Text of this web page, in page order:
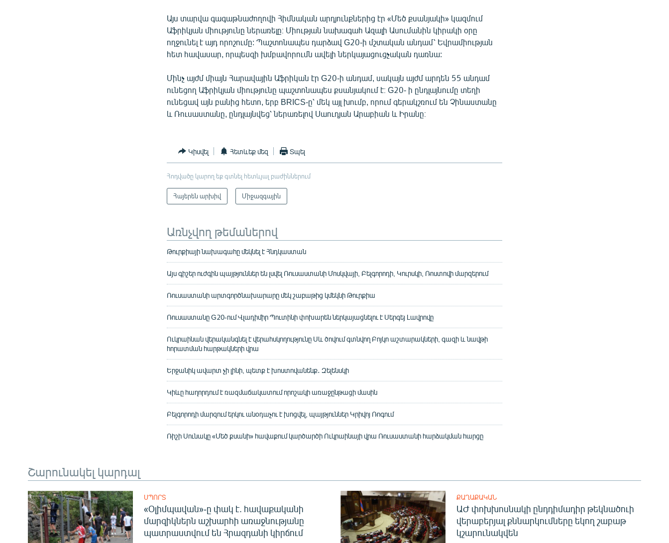
Այս տարվա գագաթնաժողովի Հիմնական արդյունքներից էր «Մեծ քսանյակի» կազմում
Աֆրիկյան միությունը ներառելը։ Միության նախագահ Ազալի Ասումանին կիրակի օրը
ողջունել է այդ որոշումը: Պաշտոնապես դարձավ G20-ի մշտական անդամ՝ Եվրամիության
հետ հավասար, որպեսզի խմբավորումն ավելի ներկայացուցչական դառնա:
Մինչ այժմ միայն Հարավային Աֆրիկան էր G20-ի անդամ, սակայն այժմ արդեն 55 անդամ
ունեցող Աֆրիկյան միությունը պաշտոնապես քսանյակում է։ G20- ի ընդլայնումը տեղի
ունեցավ այն բանից հետո, երբ BRICS-ը՝ մեկ այլ խումբ, որում գերակշռում են Չինաստանը
և Ռուսաստանը, ընդլայնվեց՝ ներառելով Սաուդյան Արաբիան և Իրանը։
Կիսվել Հետևեք մեզ Տպել
Հոդվածը կարող եք գտնել հետևյալ բաժիններում
Հայերեն արխիվ Միջազգային
Առնչվող թեմաներով
Թուրքիայի նախագահը մեկնել է Հնդկաստան
Այս գիշեր ուժգին պայթյուններ են լսվել Ռուսաստանի Մոսկվայի, Բելգորոդի, Կուրսկի, Ռոստովի մարզերում
Ռուսաստանի արտգործնախարարը մեկ շաբաթից կմեկնի Թուրքիա
Ռուսաստանը G20-ում Վլադիմիր Պուտինի փոխարեն ներկայացնելու է Սերգեյ Լավրովը
Ուկրաինան վերականգնել է վերահսկողությունը Սև ծովում գտնվող Բոյկո աշտարակների, գազի և նավթի
հորատման հարթակների վրա
Երջանիկ ավարտ չի լինի, պետք է խոստովանենք․ Զելենսկի
Կիևը հաղորդում է ռազմաճակատում որոշակի առաջընթացի մասին
Բելգորոդի մարզում երկու անօդաչու է խոցվել, պայթյուններ Կրիվոյ Ռոգում
Ռիշի Սունակը «Մեծ քսանի» հավաքում կարծարծի Ուկրաինայի վրա Ռուսաստանի հարձակման հարցը
Շարունակել կարդալ
ՍՊՈՐՏ
«Օլիմպավան»-ը փակ է. հավաքականի
մարզիկներն աշխարհի առաջնությանը
պատրաստվում են Հրազդանի կիրճում
ՔԱՂԱՔԱԿԱՆ
ԱԺ փոխխոսնակի ընդդիմադիր թեկնածուի
վերաբերյալ քննարկումները եկող շաբաթ
կշարունակվեն